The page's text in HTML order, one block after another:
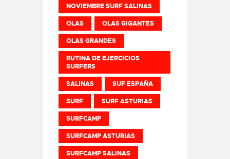
NOVIEMBRE SURF SALINAS
OLAS OLAS GIGANTES
OLAS GRANDES
RUTINA DE EJERCICIOS
SURFERS
SALINAS SUF ESPAÑA
SURF SURF ASTURIAS
SURFCAMP
SURFCAMP ASTURIAS
SURFCAMP SALINAS